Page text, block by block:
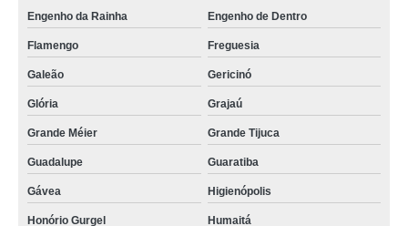
projeto para rack de ti data center Vicente de Carvalho
qual o preço de rack de ti de metal Tatuí
racks de ti de metal São José dos Campos
Engenho da Rainha Engenho de Dentro
Flamengo Freguesia
Galeão Gericinó
Glória Grajaú
Grande Méier Grande Tijuca
Guadalupe Guaratiba
Gávea Higienópolis
Honório Gurgel Humaitá